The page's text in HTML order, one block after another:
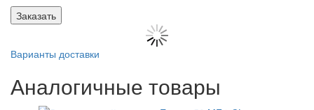
Заказать
Варианты доставки
Аналогичные товары